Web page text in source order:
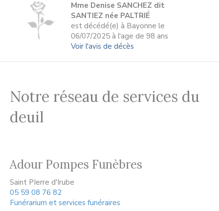
Mme Denise SANCHEZ dit
SANTIEZ née PALTRIÉ
est décédé(e) à Bayonne le
06/07/2025 à l'age de 98 ans
Voir l'avis de décès
Notre réseau de services du
deuil
Adour Pompes Funèbres
Saint PIerre d'Irube
05 59 08 76 82
Funérarium et services funéraires